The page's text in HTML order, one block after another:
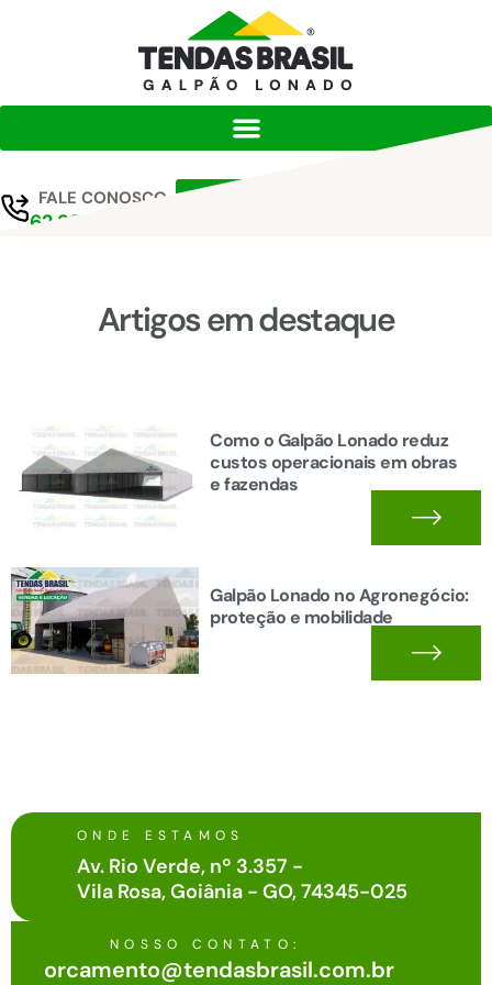
FALE CONOSCO
62 99364-6577
Artigos em destaque
Como o Galpão Lonado reduz
custos operacionais em obras
e fazendas
Galpão Lonado no Agronegócio:
proteção e mobilidade
ONDE ESTAMOS
Av. Rio Verde, nº 3.357 -
Vila Rosa, Goiânia - GO, 74345-025
NOSSO CONTATO:
orcamento@tendasbrasil.com.br